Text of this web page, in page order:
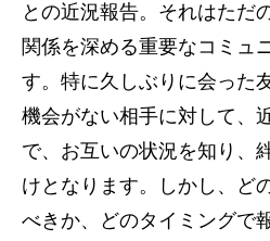
との近況報告。それはただ
関係を深める重要なコミュ
す。特に久しぶりに会った
機会がない相手に対して、
で、お互いの状況を知り、
けとなります。しかし、ど
べきか、どのタイミングで